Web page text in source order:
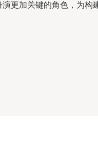
更加关键的角色，为